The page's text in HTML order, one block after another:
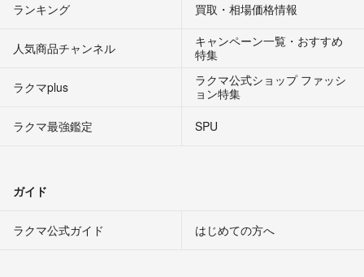
ランキング 買取・相場価格情報
人気商品チャンネル
キャンペーン一覧・おすすめ
特集
ラクマplus
ラクマ公式ショップ ファッシ
ョン特集
ラクマ最強鑑定
SPU
ガイド
ラクマ公式ガイド はじめての方へ